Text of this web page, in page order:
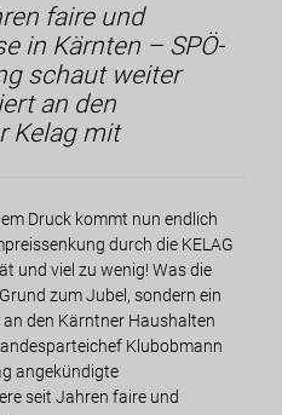
faire und
in Kärnten – SPÖ-
schaut weiter
an den
Kelag mit
Druck kommt nun endlich
durch die KELAG
und viel zu wenig! Was die
zum Jubel, sondern ein
den Kärntner Haushalten
Klubobmann
angekündigte
seit Jahren faire und